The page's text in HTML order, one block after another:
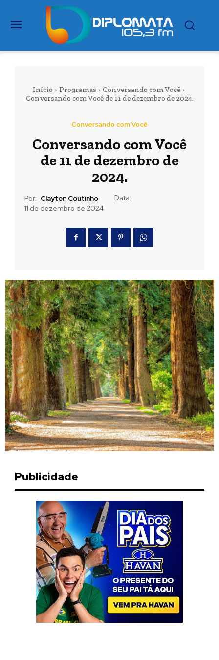
Início Programas
Conversando com Você
Conversando com Você de 11 de dezembro de 2024.
Conversando com Você
Conversando com Você
de 11 de dezembro de
2024.
Por: Clayton Coutinho
Data:
11 de dezembro de 2024
Publicidade